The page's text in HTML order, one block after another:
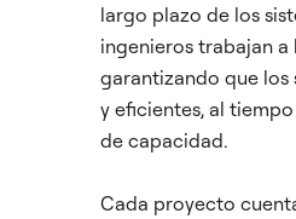
largo plazo de los
ingenieros trabajan
garantizando que los
y eficientes, al
de capacidad.
Cada proyecto